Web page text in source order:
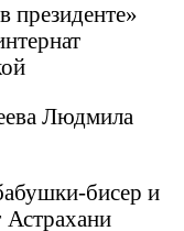
президенте»
Людмила
бисер и